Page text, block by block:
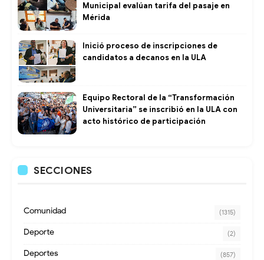
Municipal evalúan tarifa del pasaje en
Mérida
Inició proceso de inscripciones de
candidatos a decanos en la ULA
Equipo Rectoral de la “Transformación
Universitaria” se inscribió en la ULA con
acto histórico de participación
SECCIONES
Comunidad (1315)
Deporte (2)
Deportes (857)